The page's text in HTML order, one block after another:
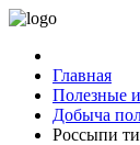
Главная
Полезные
Добыча
Россыпи